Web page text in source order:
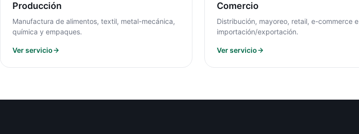
Producción
Manufactura de alimentos, textil, metal-mecánica,
química y empaques.
Ver servicio
Comercio
Distribución, mayoreo, retail, e-commerce e
importación/exportación.
Ver servicio